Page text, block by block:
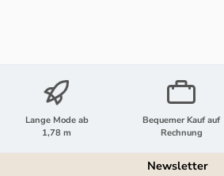
Lange Mode ab
1,78 m
Bequemer Kauf auf
Rechnung
Newsletter